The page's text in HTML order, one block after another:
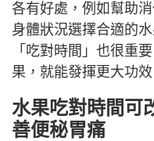
各有好處，例如幫助
身體狀況選擇合適的
「吃對時間」也很重
果，就能發揮更大功效
水果吃對時間可
善便秘胃痛